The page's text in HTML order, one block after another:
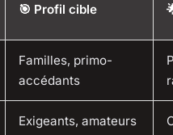
🎯 Profil cible
Familles, primo-
accédants
Exigeants, amateurs